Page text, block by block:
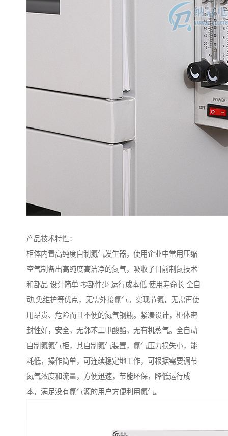
产品技术特性：
柜体内置高纯度自制氮气发生器，使用企业中常用压缩
空气制备出高纯度高洁净的氮气，吸收了目前制氮技术
和部品.设计简单.零部件少.运行成本低.使用寿命长.全自
动,免维护等优点，无需外接氮气。实现节氮，无需再使
用昂贵、危险而且不便的氮气钢瓶。紧凑设计，柜体密
封性好，安全，无邻苯二甲酸酯，无有机蒸气。全自动
自制氮氮气柜，其自制氮气装置，氮气压力损失小，能
耗低，操作简单，可连续稳定地工作，可根据需要调节
氮气浓度和流量，方便迅速，节能环保，降低运行成
本，满足没有氮气源的用户方便利用氮气。